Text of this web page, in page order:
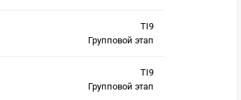
TI9
Групповой этап
TI9
Групповой этап